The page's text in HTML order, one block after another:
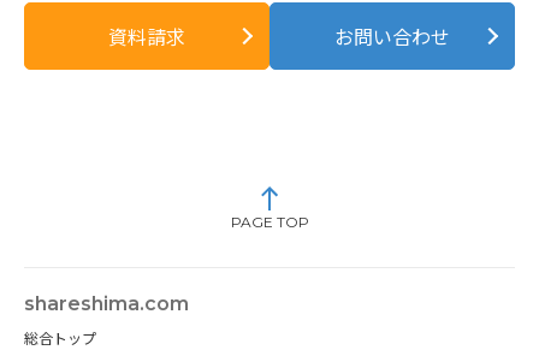
資料請求 お問い合わせ
PAGE TOP
shareshima.com
総合トップ